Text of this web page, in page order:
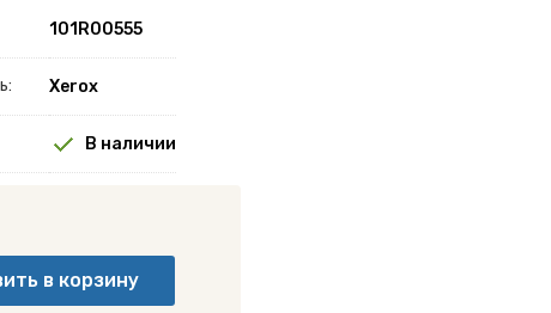
101R00555
Xerox
В наличии